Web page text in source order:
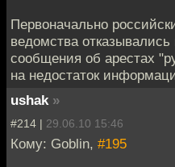
Первоначально
ведомства
сообщения об арестах
на недостаток
ushak »
#214 | 29.06.10 15:46
Кому: Goblin, #195